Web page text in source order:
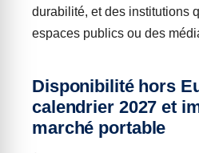
durabilité, et des institutions
espaces publics ou des
Disponibilité hors
calendrier 2027 et
marché portable